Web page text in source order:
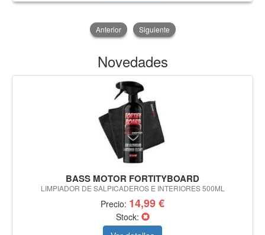
Anterior Siguiente
Novedades
BASS MOTOR FORTITYBOARD
LIMPIADOR DE SALPICADEROS E INTERIORES 500ML
Precio: 14,99 €
Stock: